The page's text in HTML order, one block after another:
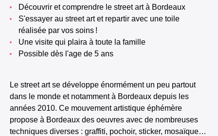
découvrir et comprendre le street art à Bordeaux
s'essayer au street art et repartir avec une toile
réalisée par vos soins !
une visite qui plaira à toute la famille
possible dès l'age de 5 ans
Le street art se développe énormément un peu partout
dans le monde et notamment à Bordeaux depuis les
années 2010. Ce mouvement artistique éphémère
propose à Bordeaux des oeuvres avec de nombreuses
techniques diverses : graffiti, pochoir, sticker, mosaïque…